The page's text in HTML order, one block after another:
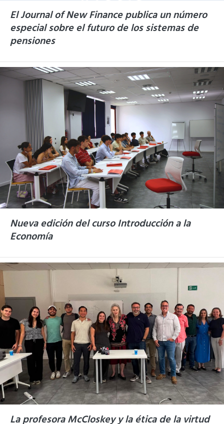
El Journal of New Finance publica un número
especial sobre el futuro de los sistemas de
pensiones
Nueva edición del curso Introducción a la
Economía